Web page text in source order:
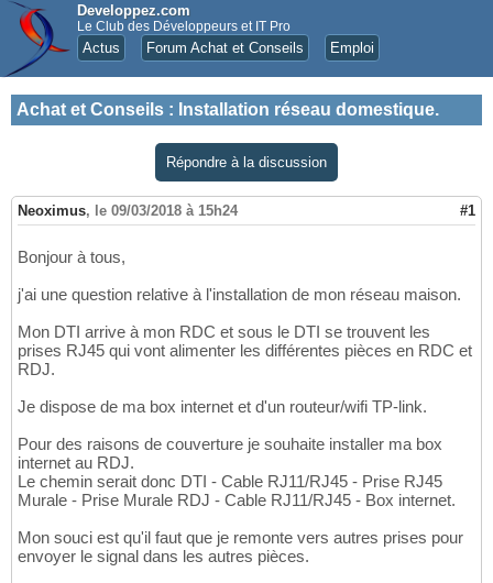
Developpez.com
Le Club des Développeurs et IT Pro
Actus Forum Achat et Conseils Emploi
Achat et Conseils : Installation réseau domestique.
Répondre à la discussion
Neoximus, le 09/03/2018 à 15h24 #1
Bonjour à tous,
j'ai une question relative à l'installation de mon réseau maison.
Mon DTI arrive à mon RDC et sous le DTI se trouvent les
prises RJ45 qui vont alimenter les différentes pièces en RDC et
RDJ.
Je dispose de ma box internet et d'un routeur/wifi TP-link.
Pour des raisons de couverture je souhaite installer ma box
internet au RDJ.
Le chemin serait donc DTI - Cable RJ11/RJ45 - Prise RJ45
Murale - Prise Murale RDJ - Cable RJ11/RJ45 - Box internet.
Mon souci est qu'il faut que je remonte vers autres prises pour
envoyer le signal dans les autres pièces.